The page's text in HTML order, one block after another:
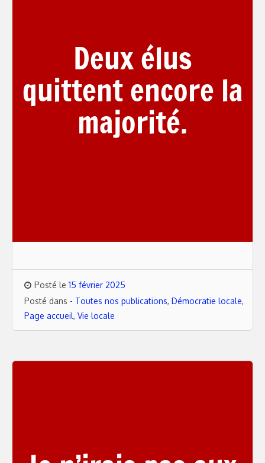
Deux élus
quittent encore la
majorité.
Posté le 15 février 2025
Posté dans - Toutes nos publications, Démocratie locale,
Page accueil, Vie locale